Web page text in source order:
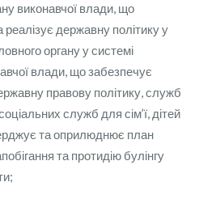
виконавчої влади, що
державну політику у
органу у системі
влади, що забезпечує
правову політику, служб
служб для сім’ї, дітей
та оприлюднює план
та протидію булінгу